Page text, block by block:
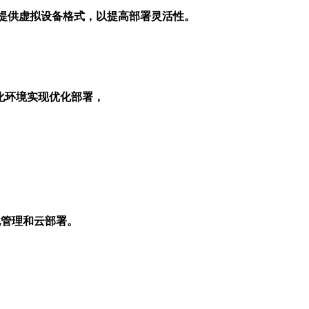
虚拟设备格式，以提高部署灵活性。
境实现优化部署，
理和云部署。